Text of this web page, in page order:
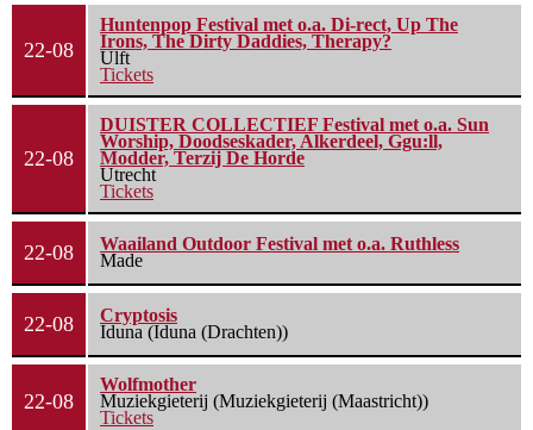
22-08
Huntenpop Festival met o.a. Di-rect, Up The
Irons, The Dirty Daddies, Therapy?
Ulft
Tickets
22-08
DUISTER COLLECTIEF Festival met o.a. Sun
Worship, Doodseskader, Alkerdeel, Ggu:ll,
Modder, Terzij De Horde
Utrecht
Tickets
22-08
Waailand Outdoor Festival met o.a. Ruthless
Made
22-08
Cryptosis
Iduna (Iduna (Drachten))
22-08
Wolfmother
Muziekgieterij (Muziekgieterij (Maastricht))
Tickets